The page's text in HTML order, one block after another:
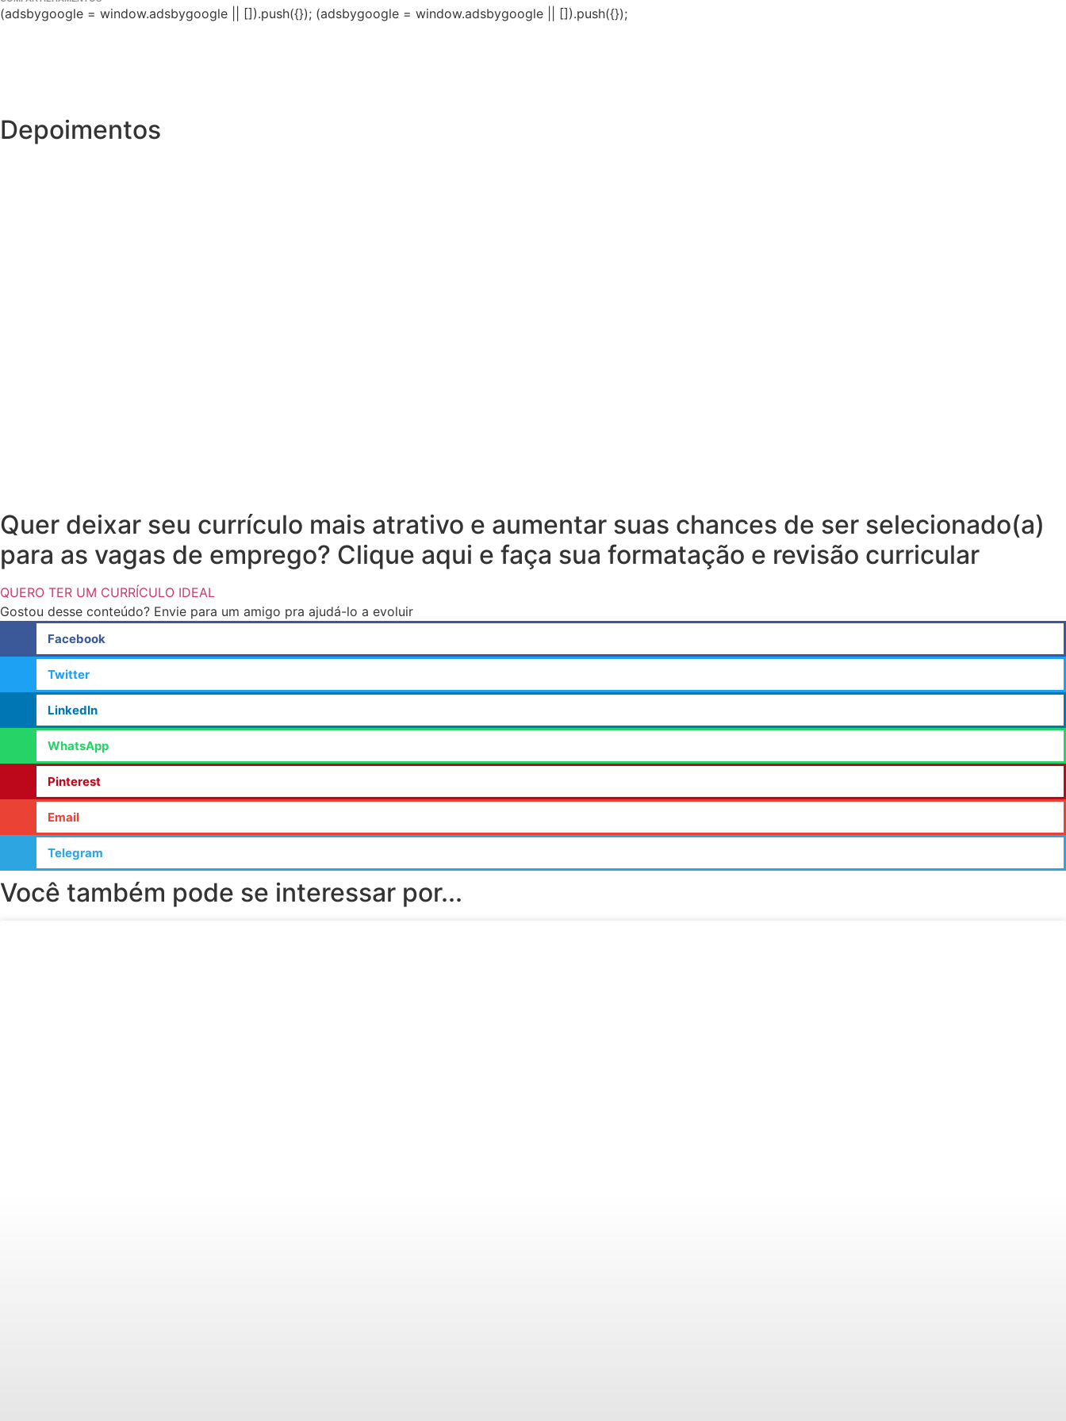
(adsbygoogle = window.adsbygoogle || []).push({}); (adsbygoogle = window.adsbygoogle || []).push({});
Depoimentos
Quer deixar seu currículo mais atrativo e aumentar suas chances de ser selecionado(a)
para as vagas de emprego? Clique aqui e faça sua formatação e revisão curricular
QUERO TER UM CURRÍCULO IDEAL
Gostou desse conteúdo? Envie para um amigo pra ajudá-lo a evoluir
Facebook
Twitter
LinkedIn
WhatsApp
Pinterest
Email
Telegram
Você também pode se interessar por...